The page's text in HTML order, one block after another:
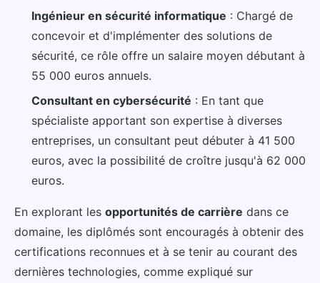
Ingénieur en sécurité informatique : Chargé de
concevoir et d'implémenter des solutions de
sécurité, ce rôle offre un salaire moyen débutant à
55 000 euros annuels.
Consultant en cybersécurité : En tant que
spécialiste apportant son expertise à diverses
entreprises, un consultant peut débuter à 41 500
euros, avec la possibilité de croître jusqu'à 62 000
euros.
En explorant les opportunités de carrière dans ce
domaine, les diplômés sont encouragés à obtenir des
certifications reconnues et à se tenir au courant des
dernières technologies, comme expliqué sur